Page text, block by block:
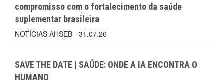
compromisso com o fortalecimento da saúde
suplementar brasileira
NOTÍCIAS AHSEB - 31.07.26
SAVE THE DATE | SAÚDE: ONDE A IA ENCONTRA O
HUMANO